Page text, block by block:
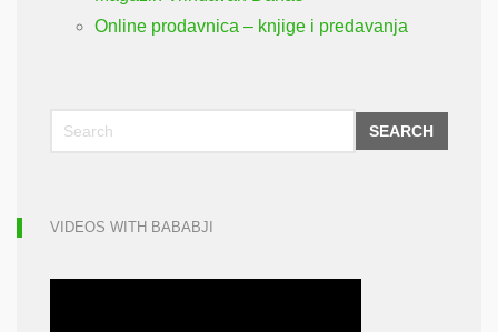
Online prodavnica – knjige i predavanja
SEARCH
VIDEOS WITH BABABJI